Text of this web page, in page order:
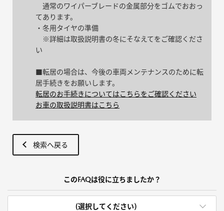
通常のワイパーブレードの金属部分をゴムでおおっ
てあります。
・冬用タイヤの準備
※詳細は取扱説明書の冬にそなえてをご確認くださ
い
■転居の場合は、今後の車両メンテナンスのために転
居手続きをお願いします。
転居のお手続きについてはこちらをご確認ください
お車の取扱説明書はこちら
検索へ戻る
このFAQは役に立ちましたか？
(選択してください)